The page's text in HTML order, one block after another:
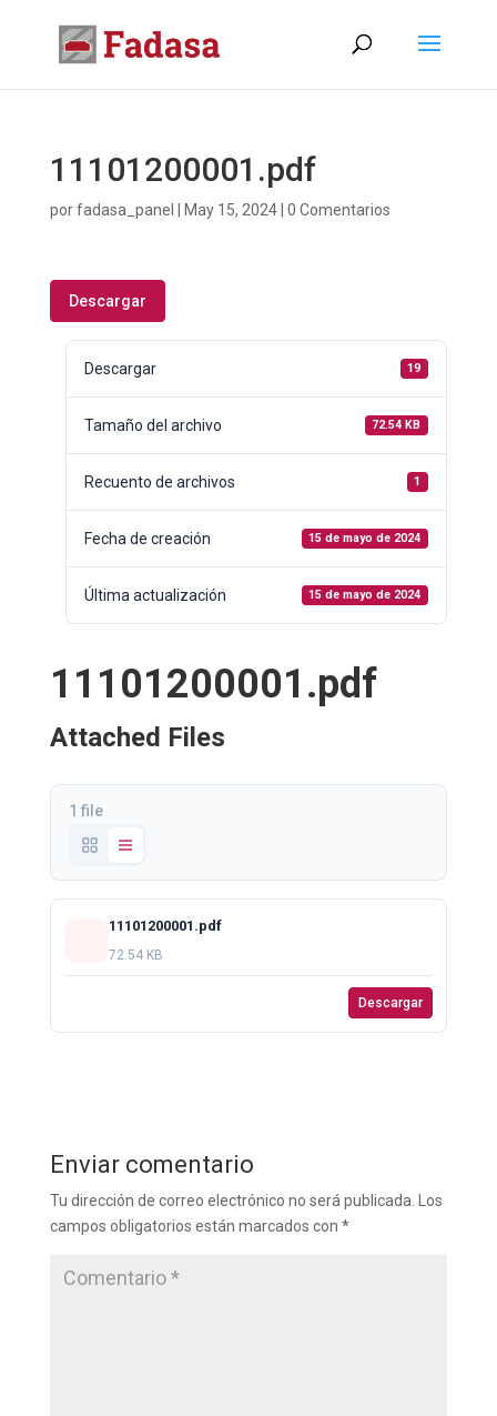
11101200001.pdf
porfadasa_panel May 15, 2024| 0 Comentarios
Descargar
Descargar 19
Tamaño del archivo 72.54 KB
Recuento de archivos 1
Fecha de creación 15 de mayo de 2024
Última actualización 15 de mayo de 2024
11101200001.pdf
Attached Files
1 file
11101200001.pdf
72.54 KB
Descargar
Enviar comentario
Tu dirección de correo electrónico no será publicada.
Los
campos obligatorios están marcados con *